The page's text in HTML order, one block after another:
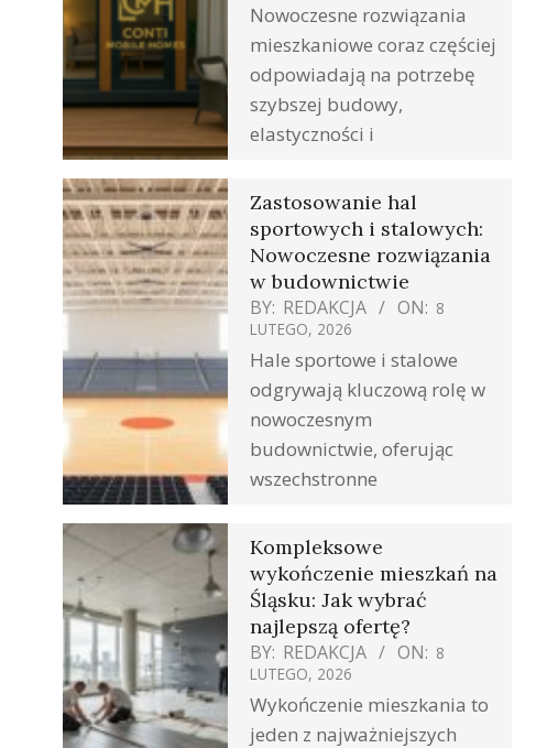
Nowoczesne rozwiązania
mieszkaniowe coraz częściej
odpowiadają na potrzebę
szybszej budowy,
elastyczności i
Zastosowanie hal
sportowych i stalowych:
Nowoczesne rozwiązania
w budownictwie
BY: REDAKCJA ON: 8
LUTEGO, 2026
Hale sportowe i stalowe
odgrywają kluczową rolę w
nowoczesnym
budownictwie, oferując
wszechstronne
Kompleksowe
wykończenie mieszkań na
Śląsku: Jak wybrać
najlepszą ofertę?
BY: REDAKCJA ON: 8
LUTEGO, 2026
Wykończenie mieszkania to
jeden z najważniejszych